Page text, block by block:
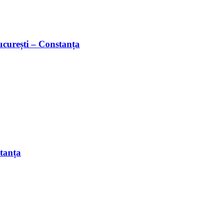
– Constanța